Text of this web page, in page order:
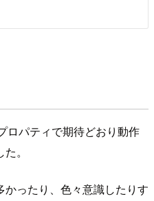
ロパティで期待どおり動作
。
かったり、色々意識したりす